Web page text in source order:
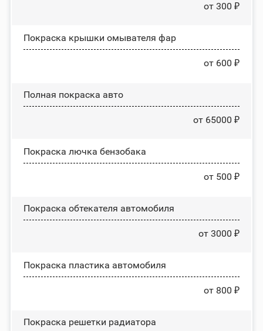
от 300 ₽
Покраска крышки омывателя фар
от 600 ₽
Полная покраска авто
от 65000 ₽
Покраска лючка бензобака
от 500 ₽
Покраска обтекателя автомобиля
от 3000 ₽
Покраска пластика автомобиля
от 800 ₽
Покраска решетки радиатора